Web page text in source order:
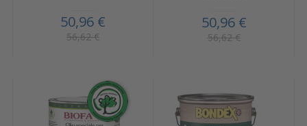
50,96 €
56,62 €
50,96 €
56,62 €